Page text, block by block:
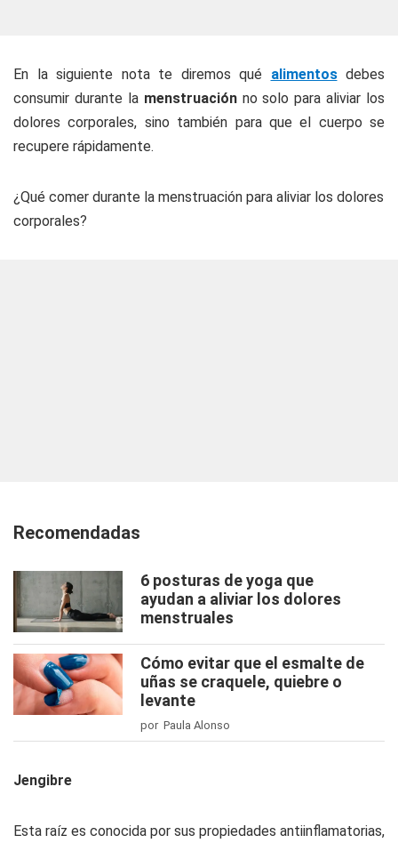
En la siguiente nota te diremos qué alimentosdebes
consumir durante la menstruación no solo para aliviar los
dolores corporales, sino también para que el cuerpo se
recupere rápidamente.
¿Qué comer durante la menstruación para aliviar los dolores
corporales?
Recomendadas
6 posturas de yoga que
ayudan a aliviar los dolores
menstruales
Cómo evitar que el esmalte de
uñas se craquele, quiebre o
levante
por Paula Alonso
Jengibre
Esta raíz es conocida por sus propiedades antiinflamatorias,